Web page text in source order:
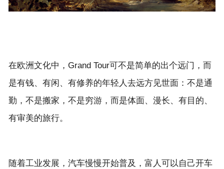
在欧洲文化中，Grand Tour可不是简单的出个远门，而
是有钱、有闲、有修养的年轻人去远方见世面：不是通
勤，不是搬家，不是穷游，而是体面、漫长、有目的、
随着工业发展，汽车慢慢开始普及，富人可以自己开车